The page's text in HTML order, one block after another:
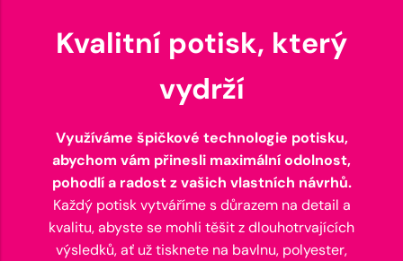
Kvalitní potisk, který
vydrží
Využíváme špičkové technologie potisku,
abychom vám přinesli maximální odolnost,
pohodlí a radost z vašich vlastních návrhů.
Každý potisk vytváříme s důrazem na detail a
kvalitu, abyste se mohli těšit z dlouhotrvajících
výsledků, ať už tisknete na bavlnu, polyester,